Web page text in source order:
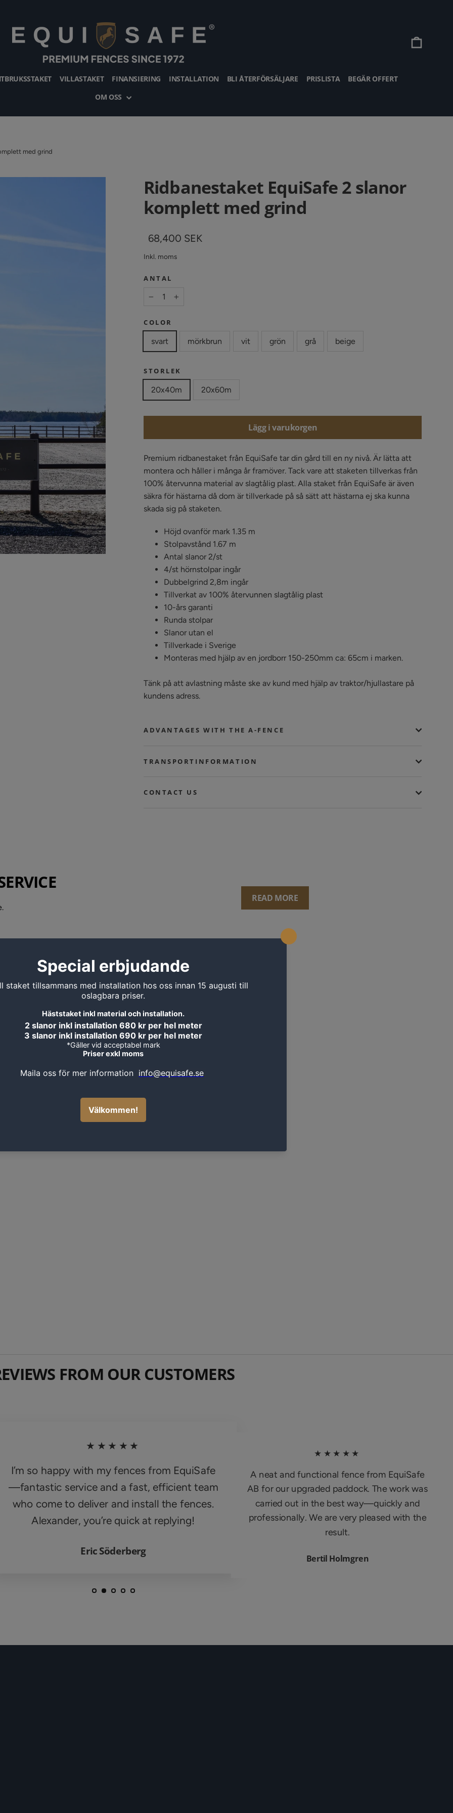
VILLASTAKET FINANSIERING INSTALLATION BLI ÅTERFÖRSÄLJARE PRISLISTA
BEGÄR OFFERT
OM OSS
med grind
Ridbanestaket EquiSafe 2 slanor
komplett med grind
Vanligt
Försäljningspris
68,400 SEK
Inkl. moms
ANTAL
COLOR
svart mörkbrun vit grön grå beige
STORLEK
20x40m 20x60m
Lägg i varukorgen
Premium ridbanestaket från EquiSafe tar din gård till en ny nivå. Är lätta att
montera och håller i många år framöver. Tack vare att staketen tillverkas från
100% återvunna material av slagtålig plast. Alla staket från EquiSafe är även
säkra för hästarna då dom är tillverkade på så sätt att hästarna ej ska kunna
skada sig på staketen.
Höjd ovanför mark 1.35 m
Stolpavstånd 1.67 m
Antal slanor 2/st
4/st hörnstolpar ingår
Dubbelgrind 2,8m ingår
Tillverkat av 100% återvunnen slagtålig plast
10-års garanti
Runda stolpar
Slanor utan el
Tillverkade i Sverige
Monteras med hjälp av en jordborr 150-250mm ca: 65cm i marken.
Tänk på att avlastning måste ske av kund med hjälp av traktor/hjullastare på
kundens adress.
ADVANTAGES WITH THE A-FENCE
TRANSPORTINFORMATION
CONTACT US
READ MORE
MORE PRODUCTS
FROM OUR CUSTOMERS
★★★★★
I’m so happy with my fences from EquiSafe
—fantastic service and a fast, efficient team
who come to deliver and install the fences.
Alexander, you’re quick at replying!
Eric Söderberg
★★★★★
A neat and functional fence from EquiSafe
AB for our upgraded paddock. The work was
carried out in the best way—quickly and
professionally. We are very pleased with the
result.
Bertil Holmgren